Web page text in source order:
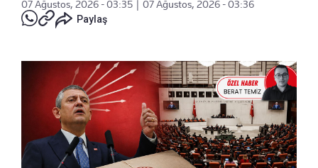
07 Ağustos, 2026 - 03:35
07 Ağustos, 2026 - 03:36
Paylaş